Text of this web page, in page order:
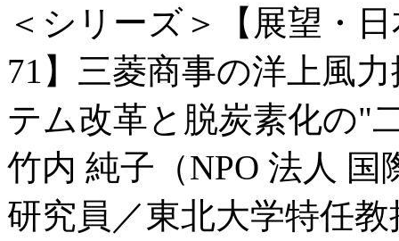
＜シリーズ＞【展望・
71】三菱商事の洋上風
テム改革と脱炭素化の"
竹内 純子（NPO 法人
研究員／東北大学特任教